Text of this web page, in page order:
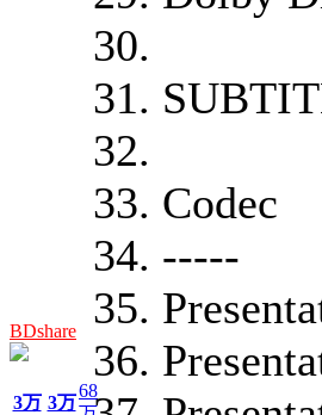
BDshare
3万 3万
68